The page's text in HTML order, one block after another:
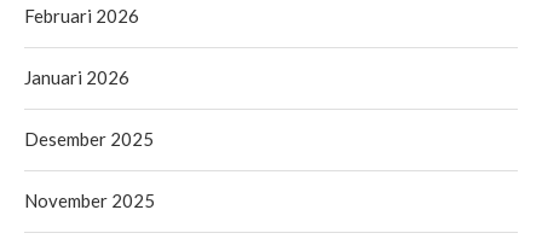
Februari 2026
Januari 2026
Desember 2025
November 2025